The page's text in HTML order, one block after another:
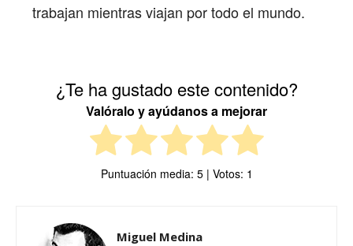
trabajan mientras viajan por todo el mundo.
¿Te ha gustado este contenido?
Valóralo y ayúdanos a mejorar
Puntuación media: 5| Votos: 1
Miguel Medina